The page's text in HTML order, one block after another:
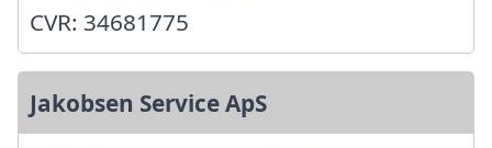
CVR: 34681775
Jakobsen Service ApS